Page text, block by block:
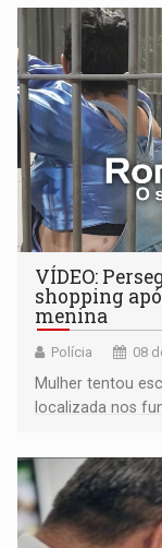
VÍDEO:
shopping
menina
Polícia 08
Mulher tentou
localizada nos